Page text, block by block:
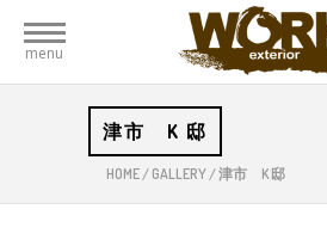
menu
津市 K 邸
HOME/ GALLERY/津市 K 邸